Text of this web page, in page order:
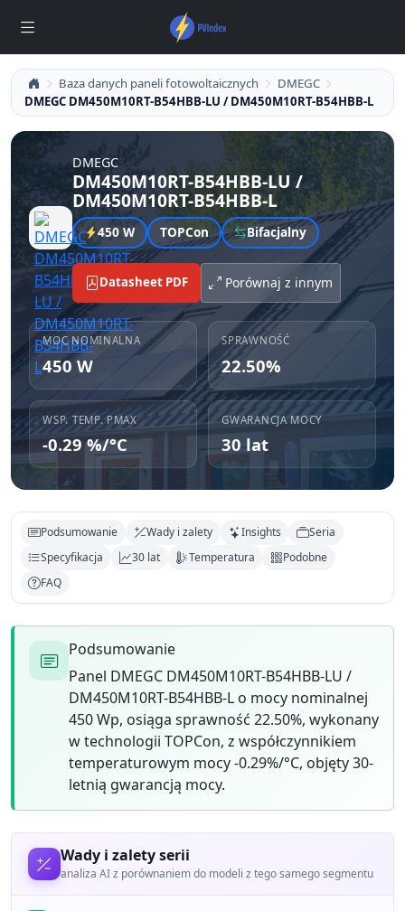
Baza danych paneli fotowoltaicznych
DMEGC
DMEGC DM450M10RT-B54HBB-LU / DM450M10RT-B54HBB-L
DMEGC
DM450M10RT-B54HBB-LU /
DM450M10RT-B54HBB-L
450 W TOPCon Bifacjalny
Datasheet PDF Porównaj z innym
MOC NOMINALNA
450 W
SPRAWNOŚĆ
22.50%
WSP. TEMP. PMAX
-0.29 %/°C
GWARANCJA MOCY
30 lat
Podsumowanie Wady i zalety Insights
Seria
Specyfikacja
30 lat Temperatura
Podobne
FAQ
Podsumowanie
Panel DMEGC DM450M10RT-B54HBB-LU /
DM450M10RT-B54HBB-L o mocy nominalnej
450 Wp, osiąga sprawność 22.50%, wykonany
w technologii TOPCon, z współczynnikiem
temperaturowym mocy -0.29%/°C, objęty 30-
letnią gwarancją mocy.
Wady i zalety serii
analiza AI z porównaniem do modeli z tego samego segmentu